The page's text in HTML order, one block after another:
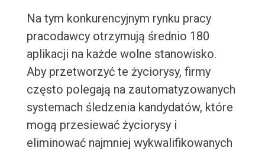
Na tym konkurencyjnym rynku pracy
pracodawcy otrzymują średnio 180
aplikacji na każde wolne stanowisko.
Aby przetworzyć te życiorysy, firmy
często polegają na zautomatyzowanych
systemach śledzenia kandydatów, które
mogą przesiewać życiorysy i
eliminować najmniej wykwalifikowanych